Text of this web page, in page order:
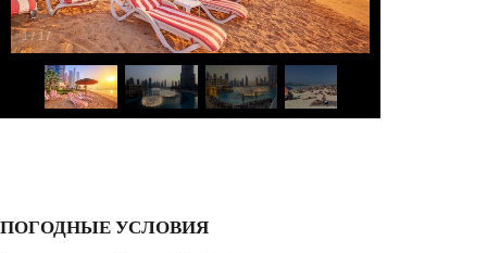
1/17
ПОГОДНЫЕ УСЛОВИЯ